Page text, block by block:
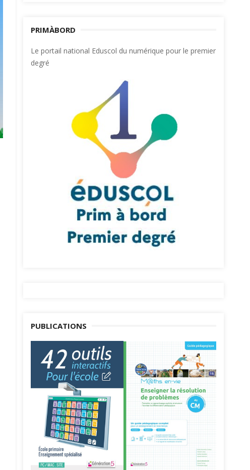
PRIMÀBORD
Le portail national Eduscol du numérique pour le premier
degré
PUBLICATIONS